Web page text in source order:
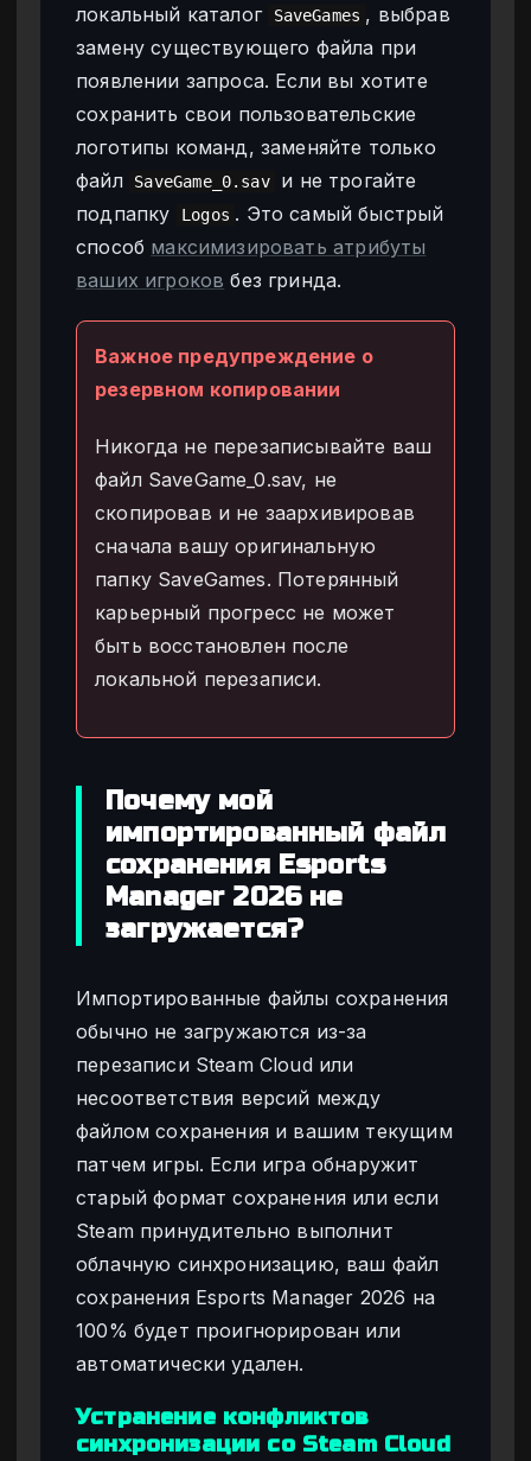
локальный каталог
SaveGames , выбрав
замену существующего файла при
появлении запроса. Если вы хотите
сохранить свои пользовательские
логотипы команд, заменяйте только
файл
SaveGame_0.sav
и не трогайте
подпапку
Logos . Это самый быстрый
способ максимизировать атрибуты
ваших игроков без гринда.
Важное предупреждение о
резервном копировании
Никогда не перезаписывайте ваш
файл SaveGame_0.sav, не
скопировав и не заархивировав
сначала вашу оригинальную
папку SaveGames. Потерянный
карьерный прогресс не может
быть восстановлен после
локальной перезаписи.
Почему мой
импортированный файл
сохранения Esports
Manager 2026 не
загружается?
Импортированные файлы сохранения
обычно не загружаются из-за
перезаписи Steam Cloud или
несоответствия версий между
файлом сохранения и вашим текущим
патчем игры. Если игра обнаружит
старый формат сохранения или если
Steam принудительно выполнит
облачную синхронизацию, ваш файл
сохранения Esports Manager 2026 на
100% будет проигнорирован или
автоматически удален.
Устранение конфликтов
синхронизации со Steam Cloud